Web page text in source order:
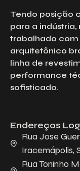
Tendo posição
para a
trabalhado
arquitetônico
linha de
performance
sofisticado.
Endereços
Rua Jose
Iracemápolis,
Rua Toninho
Email
Telefone
Empresa
Descreva aqui
que nós
solução.